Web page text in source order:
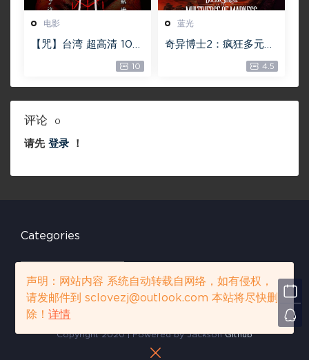
电影
【咒】台湾 超高清 108
0P【未删减】4G 【全
网目前最清晰版本】
10
蓝光
奇异博士2：疯狂多元宇
宙【4k】【115网盘】 –
Doctor Strange in th
e Multiverse of Madn
ess 60GB
4.5
评论 0
请先 登录 ！
Categories
声明：网站内容 系统自动转载自网络，如有侵权，请发邮件到 sclovezj
Copyright 2020 | Powered by JacksonGithub
声明：网站内容 系统自动转载自网络，如有侵权，
请发邮件到 sclovezj@outlook.com 本站将尽快删
除！详情